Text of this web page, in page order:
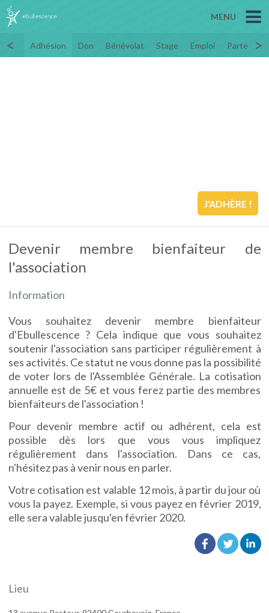
MENU
< >
Adhésion Don Bénévolat Stage Emploi Partenariat
J'ADHÈRE !
Devenir membre bienfaiteur de
l'association
Information
Vous souhaitez devenir membre bienfaiteur
d'Ebullescence ? Cela indique que vous souhaitez
soutenir l'association sans participer régulièrement à
ses activités. Ce statut ne vous donne pas la possibilité
de voter lors de l'Assemblée Générale. La cotisation
annuelle est de 5€ et vous ferez partie des membres
bienfaiteurs de l'association !
Pour devenir membre actif ou adhérent, cela est
possible dès lors que vous vous impliquez
régulièrement dans l'association. Dans ce cas,
n'hésitez pas à venir nous en parler.
Votre cotisation est valable 12 mois, à partir du jour où
vous la payez. Exemple, si vous payez en février 2019,
elle sera valable jusqu'en février 2020.
Lieu